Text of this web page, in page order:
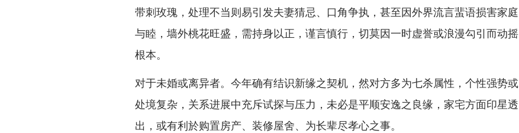
带刺玫瑰，处理不当则易引发夫妻猜忌、口角争执，甚至因外界流言蜚语损害家庭
与睦，墙外桃花旺盛，需持身以正，谨言慎行，切莫因一时虚誉或浪漫勾引而动摇
根本。
对于未婚或离异者。今年确有结识新缘之契机，然对方多为七杀属性，个性强势或
处境复杂，关系进展中充斥试探与压力，未必是平顺安逸之良缘，家宅方面印星透
出，或有利於购置房产、装修屋舍、为长辈尽孝心之事。